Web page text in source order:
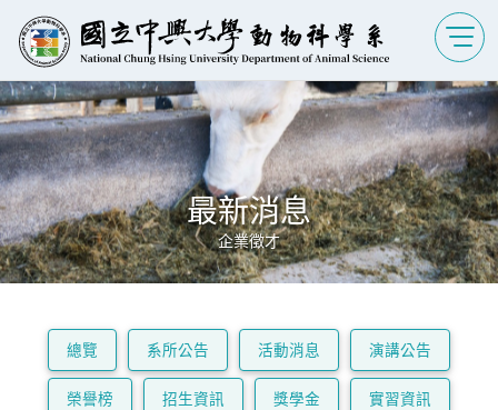
最新消息
企業徵才
總覽 系所公告 活動消息 演講公告
榮譽榜 招生資訊 獎學金 實習資訊